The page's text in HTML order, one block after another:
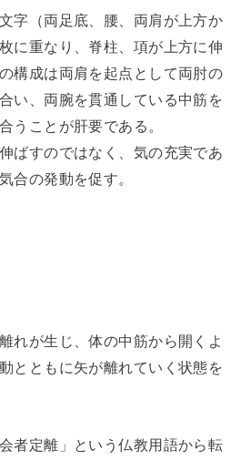
字（両足底、腰、両肩が上方か
に重なり、脊柱、項が上方に伸
構成は両肩を起点として両肘の
い、両腕を貫通している中筋を
うことが肝要である。
ばすのではなく、気の充実であ
合の発動を促す。
れが生じ、体の中筋から開くよ
とともに矢が離れていく状態を
者定離」という仏教用語から転